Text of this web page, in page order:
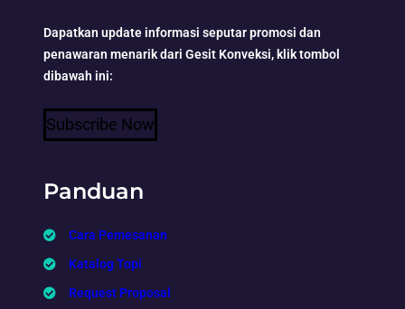
Dapatkan update informasi seputar promosi dan
penawaran menarik dari Gesit Konveksi, klik tombol
dibawah ini:
Subscribe Now
Panduan
Cara Pemesanan
Katalog Topi
Request Proposal